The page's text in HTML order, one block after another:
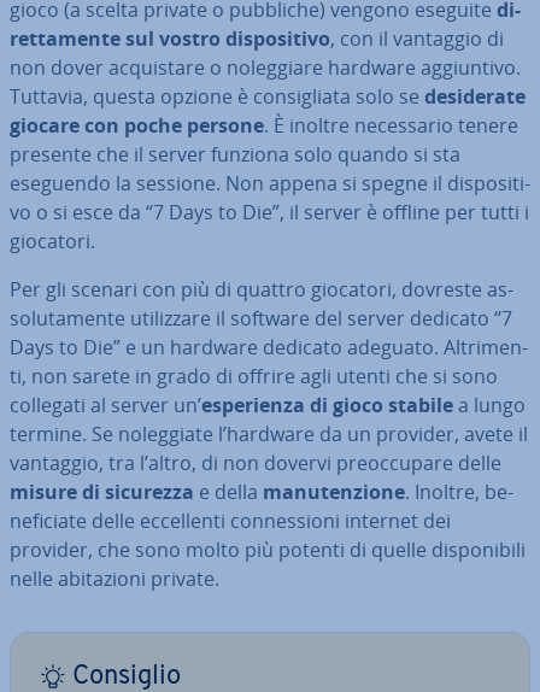
gioco (a scelta private o pubbliche) vengono eseguite di­
ret­ta­men­te sul vostro di­spo­si­ti­vo, con il vantaggio di
non dover ac­qui­sta­re o no­leg­gia­re hardware ag­giun­ti­vo.
Tuttavia, questa opzione è con­si­glia­ta solo se de­si­de­ra­te
giocare con poche persone. È inoltre ne­ces­sa­rio tenere
presente che il server funziona solo quando si sta
eseguendo la sessione. Non appena si spegne il di­spo­si­ti­
vo o si esce da “7 Days to Die”, il server è offline per tutti i
giocatori.
Per gli scenari con più di quattro giocatori, dovreste as­
so­lu­ta­men­te uti­liz­za­re il software del server dedicato “7
Days to Die” e un hardware dedicato adeguato. Al­tri­men­
ti, non sarete in grado di offrire agli utenti che si sono
collegati al server un’espe­rien­za di gioco stabilea lungo
termine. Se no­leg­gia­te l’hardware da un provider, avete il
vantaggio, tra l’altro, di non dovervi pre­oc­cu­pa­re delle
misure di sicurezza e della ma­nu­ten­zio­ne. Inoltre, be­
ne­fi­cia­te delle ec­cel­len­ti con­nes­sio­ni internet dei
provider, che sono molto più potenti di quelle di­spo­ni­bi­li
nelle abi­ta­zio­ni private.
Consiglio